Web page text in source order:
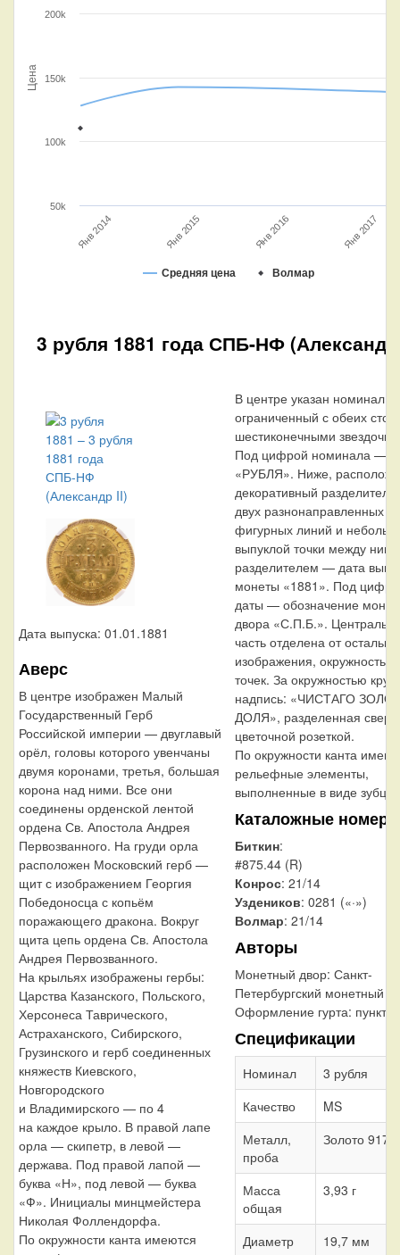
Цена
Средняя цена Волмар
Янв 2014 Янв 2015 Янв 2016 Янв 2017
100k
150k
200k
50k
3 рубля 1881 года СПБ-НФ
Дата выпуска: 01.01.1881
Аверс
В центре изображен Малый
Государственный Герб
Российской империи — двуглавый
орёл, головы которого увенчаны
двумя коронами, третья, большая
корона над ними. Все они
соединены орденской лентой
ордена Св. Апостола Андрея
Первозванного. На груди орла
расположен Московский герб —
щит с изображением Георгия
Победоносца с копьём
поражающего дракона. Вокруг
щита цепь ордена Св. Апостола
Андрея Первозванного.
На крыльях изображены гербы:
Царства Казанского, Польского,
Херсонеса Таврического,
Астраханского, Сибирского,
Грузинского и герб соединенных
княжеств Киевского,
Новгородского
и Владимирского — по 4
на каждое крыло. В правой лапе
орла — скипетр, в левой —
держава. Под правой лапой —
буква «Н», под левой — буква
«Ф». Инициалы минцмейстера
Николая Фоллендорфа.
По окружности канта имеются
В центре указан номинал
ограниченный с обеих
шестиконечными
Под цифрой номинала —
«РУБЛЯ». Ниже,
декоративный разделитель
двух разнонаправленных
фигурных линий и
выпуклой точки между
разделителем — дата
монеты «1881». Под
даты — обозначение
двора «С.П.Б.».
часть отделена от
изображения, окружностью
точек. За окружностью
надпись: «ЧИСТАГО
ДОЛЯ», разделенная
цветочной розеткой.
По окружности канта
рельефные элементы,
выполненные в виде
Каталожные номера
Биткин:
#875.44 (R)
Конрос: 21/14
Уздеников: 0281 («·»)
Волмар: 21/14
Авторы
Монетный двор: Санкт-
Петербургский монетный
Оформление гурта: пунктир
Спецификации
Номинал
3 рубля
Качество
MS
Металл,
проба
Золото 917
Масса
общая
3,93 г
Диаметр 19,7 мм